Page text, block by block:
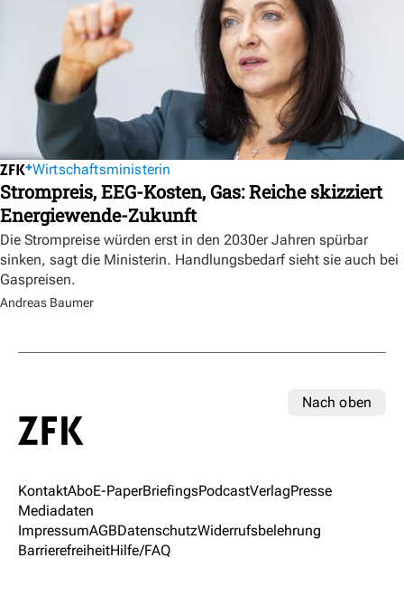
Wirtschaftsministerin
Strompreis, EEG-Kosten, Gas: Reiche skizziert
Energiewende-Zukunft
Die Strompreise würden erst in den 2030er Jahren spürbar
sinken, sagt die Ministerin. Handlungsbedarf sieht sie auch bei
Gaspreisen.
Andreas Baumer
Nach oben
KontaktAboE-PaperBriefingsPodcastVerlagPresse
Mediadaten
ImpressumAGBDatenschutzWiderrufsbelehrung
BarrierefreiheitHilfe/FAQ